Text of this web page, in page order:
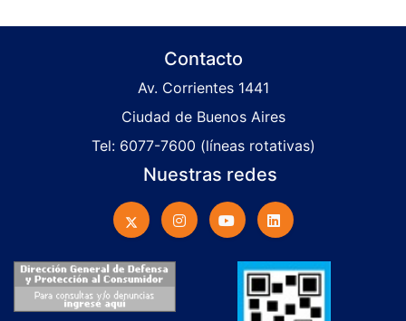
Contacto
Av. Corrientes 1441
Ciudad de Buenos Aires
Tel: 6077-7600 (líneas rotativas)
Nuestras redes